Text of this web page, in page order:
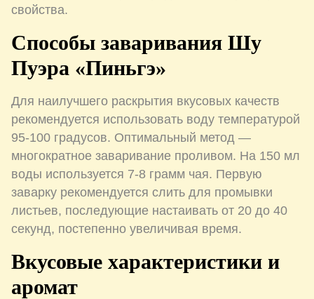
свойства.
Способы заваривания Шу
Пуэра «Пиньгэ»
Для наилучшего раскрытия вкусовых качеств
рекомендуется использовать воду температурой
95-100 градусов. Оптимальный метод —
многократное заваривание проливом. На 150 мл
воды используется 7-8 грамм чая. Первую
заварку рекомендуется слить для промывки
листьев, последующие настаивать от 20 до 40
секунд, постепенно увеличивая время.
Вкусовые характеристики и
аромат